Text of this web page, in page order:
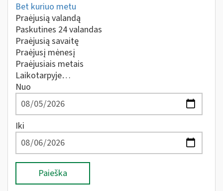
Bet kuriuo metu
Praėjusią valandą
Paskutines 24 valandas
Praėjusią savaitę
Praėjusį mėnesį
Praėjusiais metais
Laikotarpyje…
Nuo
Iki
Paieška